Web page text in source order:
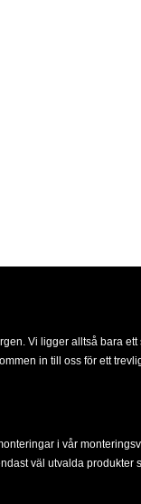
Vi ligger alltså bara ett
in till oss för ett
i vår
väl utvalda produkter